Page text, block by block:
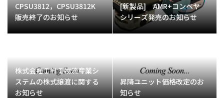
CPSU3812，CPSU3812K
販売終了のお知らせ
[新製品] AMR+コンベヤ
シリーズ発売のお知らせ
株式会社ＩＨＩ物流産業シ
ステムの株式譲渡に関する
お知らせ
昇降ユニット価格改定のお
知らせ